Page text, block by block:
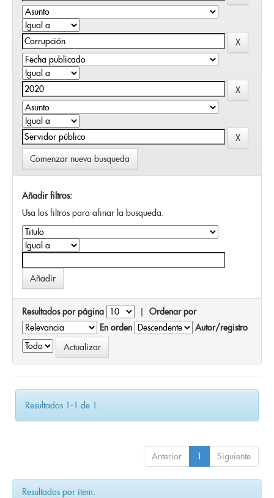
Comenzar nueva busqueda
Añadir filtros:
Usa los filtros para afinar la busqueda.
Resultados por página | Ordenar por
En orden
Autor/registro
Resultados 1-1 de 1.
Anterior 1 Siguiente
Resultados por ítem: